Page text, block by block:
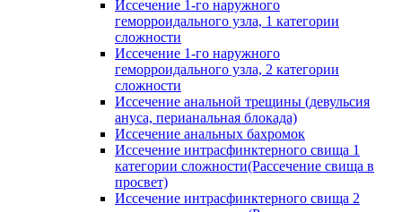
Иссечение 1-го наружного
геморроидального узла, 1 категории
сложности
Иссечение 1-го наружного
геморроидального узла, 2 категории
сложности
Иссечение анальной трещины (девульсия
ануса, перианальная блокада)
Иссечение анальных бахромок
Иссечение интрасфинктерного свища 1
категории сложности(Рассечение свища в
просвет)
Иссечение интрасфинктерного свища 2